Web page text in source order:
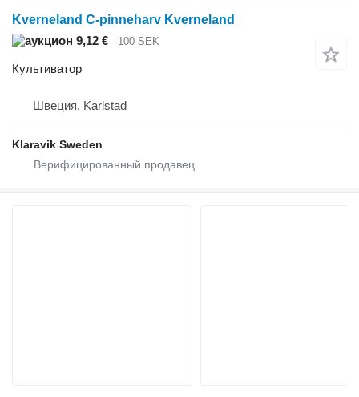
Kverneland C-pinneharv Kverneland
9,12 €
100 SEK
Культиватор
Швеция, Karlstad
Klaravik Sweden